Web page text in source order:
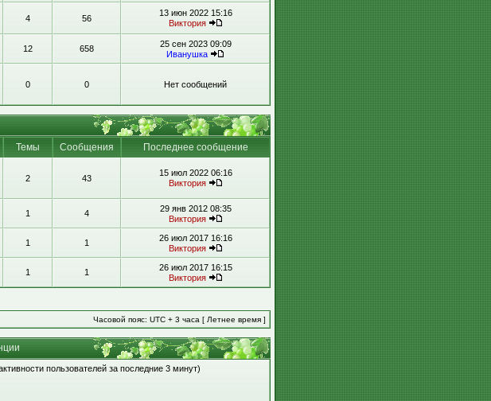
4 56
13 июн 2022 15:16
Виктория
12 658
25 сен 2023 09:09
Иванушка
0 0 Нет сообщений
Темы Сообщения
Последнее сообщение
2 43
15 июл 2022 06:16
Виктория
1 4
29 янв 2012 08:35
Виктория
1 1
26 июл 2017 16:16
Виктория
1 1
26 июл 2017 16:15
Виктория
Часовой пояс: UTC + 3 часа [ Летнее время ]
пользователей за последние 3 минут)